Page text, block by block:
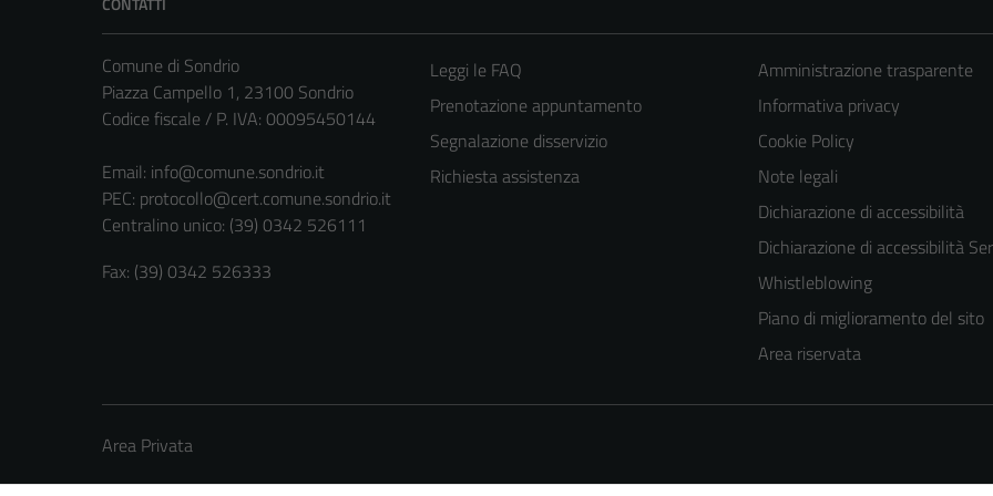
Comune di Sondrio
Piazza Campello 1, 23100 Sondrio
Codice fiscale / P. IVA: 00095450144
Email: info@comune.sondrio.it
PEC: protocollo@cert.comune.sondrio.it
Centralino unico: (39) 0342 526111
Fax: (39) 0342 526333
Leggi le FAQ
Prenotazione appuntamento
Segnalazione disservizio
Richiesta assistenza
Amministrazione trasparente
Informativa privacy
Cookie Policy
Note legali
Dichiarazione di accessibilità
Dichiarazione di accessibilità
Whistleblowing
Piano di miglioramento del sito
Area riservata
Area Privata
Tecnici
Questi cookie
sono necessari
per il
del sito e non